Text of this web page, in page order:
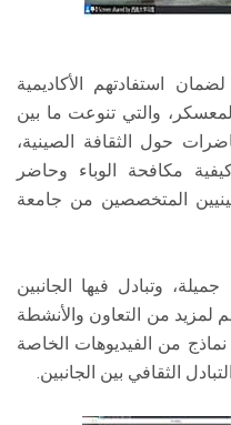
استفادتهم الأكاديمية
والتي تنوعت ما بين
حول الثقافة الصينية،
مكافحة الوباء وحاضر
المتخصصين من جامعة
وتبادل فيها الجانبين
لمزيد من التعاون والأنشطة
من الفيديوهات الخاصة
الثقافي بين الجانبين.